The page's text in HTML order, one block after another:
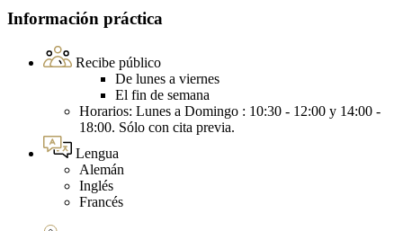
Información práctica
Recibe público
De lunes a viernes
El fin de semana
Horarios: Lunes a Domingo : 10:30 - 12:00 y 14:00 -
18:00. Sólo con cita previa.
Lengua
Alemán
Inglés
Francés